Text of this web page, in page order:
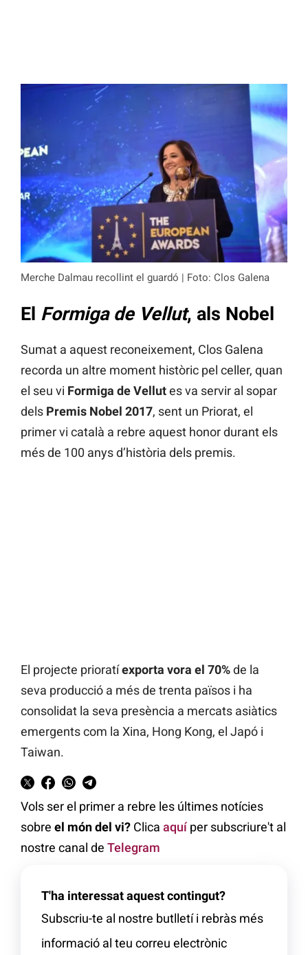
Merche Dalmau recollint el guardó | Foto: Clos Galena
El Formiga de Vellut, als Nobel
Sumat a aquest reconeixement, Clos Galena
recorda un altre moment històric pel celler, quan
el seu vi Formiga de Vellutes va servir al sopar
dels Premis Nobel 2017, sent un Priorat, el
primer vi català a rebre aquest honor durant els
més de 100 anys d’història dels premis.
El projecte prioratíexporta vora el 70%de la
seva producció a més de trenta països i ha
consolidat la seva presència a mercats asiàtics
emergents com la Xina, Hong Kong, el Japó i
Taiwan.
Vols ser el primer a rebre les últimes notícies
sobre el món del vi? Clica aquíper subscriure't al
nostre canal de Telegram
T'ha interessat aquest contingut?
Subscriu-te al nostre butlletí i rebràs més
informació al teu correu electrònic